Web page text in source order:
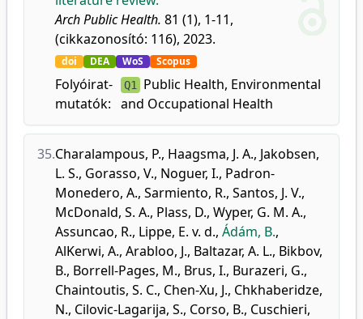
Arch Public Health. 81 (1), 1-11,
(cikkazonosító: 116), 2023.
doi DEA WoS Scopus
Folyóirat-
mutatók:
Q1 Public Health, Environmental
and Occupational Health
35.Charalampous, P., Haagsma, J. A., Jakobsen,
L. S., Gorasso, V., Noguer, I., Padron-
Monedero, A., Sarmiento, R., Santos, J. V.,
McDonald, S. A., Plass, D., Wyper, G. M. A.,
Assuncao, R., Lippe, E. v. d., Ádám, B.,
AlKerwi, A., Arabloo, J., Baltazar, A. L., Bikbov,
B., Borrell-Pages, M., Brus, I., Burazeri, G.,
Chaintoutis, S. C., Chen-Xu, J., Chkhaberidze,
N., Cilovic-Lagarija, S., Corso, B., Cuschieri,